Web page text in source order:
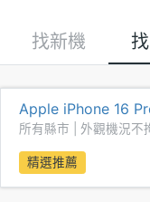
找新機
Apple iPhone 16
所有縣市 | 外觀機況不
精選推薦